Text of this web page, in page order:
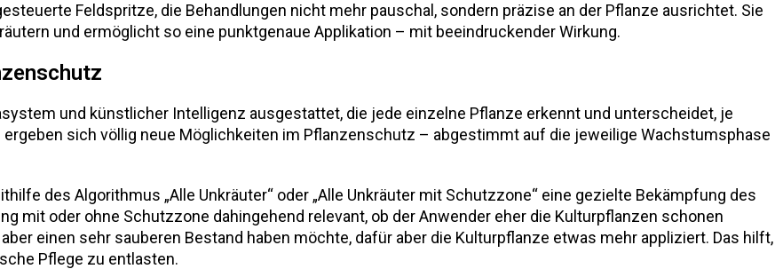
Feldspritze, die Behandlungen nicht mehr pauschal, sondern präzise an der Pflanze ausrichtet. Sie
und ermöglicht so eine punktgenaue Applikation – mit beeindruckender Wirkung.
und künstlicher Intelligenz ausgestattet, die jede einzelne Pflanze erkennt und unterscheidet, je
ergeben sich völlig neue Möglichkeiten im Pflanzenschutz – abgestimmt auf die jeweilige Wachstumsphase
des Algorithmus „Alle Unkräuter“ oder „Alle Unkräuter mit Schutzzone“ eine gezielte Bekämpfung des
mit oder ohne Schutzzone dahingehend relevant, ob der Anwender eher die Kulturpflanzen schonen
einen sehr sauberen Bestand haben möchte, dafür aber die Kulturpflanze etwas mehr appliziert. Das hilft,
Pflege zu entlasten.